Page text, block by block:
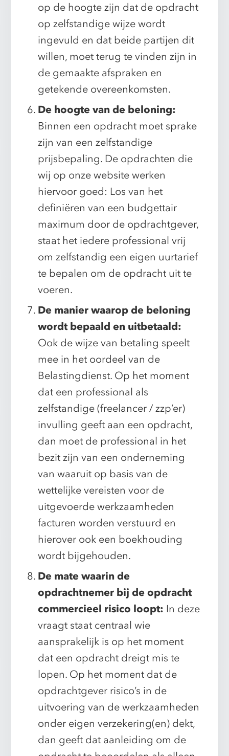
op de hoogte zijn dat de opdracht
op zelfstandige wijze wordt
ingevuld en dat beide partijen dit
willen, moet terug te vinden zijn in
de gemaakte afspraken en
getekende overeenkomsten.
De hoogte van de beloning:
Binnen een opdracht moet sprake
zijn van een zelfstandige
prijsbepaling. De opdrachten die
wij op onze website werken
hiervoor goed: Los van het
definiëren van een budgettair
maximum door de opdrachtgever,
staat het iedere professional vrij
om zelfstandig een eigen uurtarief
te bepalen om de opdracht uit te
voeren.
De manier waarop de beloning
wordt bepaald en uitbetaald:
Ook de wijze van betaling speelt
mee in het oordeel van de
Belastingdienst. Op het moment
dat een professional als
zelfstandige (freelancer / zzp’er)
invulling geeft aan een opdracht,
dan moet de professional in het
bezit zijn van een onderneming
van waaruit op basis van de
wettelijke vereisten voor de
uitgevoerde werkzaamheden
facturen worden verstuurd en
hierover ook een boekhouding
wordt bijgehouden.
De mate waarin de
opdrachtnemer bij de opdracht
commercieel risico loopt: In deze
vraagt staat centraal wie
aansprakelijk is op het moment
dat een opdracht dreigt mis te
lopen. Op het moment dat de
opdrachtgever risico’s in de
uitvoering van de werkzaamheden
onder eigen verzekering(en) dekt,
dan geeft dat aanleiding om de